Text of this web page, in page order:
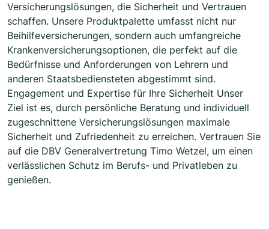
Versicherungslösungen, die Sicherheit und Vertrauen
schaffen. Unsere Produktpalette umfasst nicht nur
Beihilfeversicherungen, sondern auch umfangreiche
Krankenversicherungsoptionen, die perfekt auf die
Bedürfnisse und Anforderungen von Lehrern und
anderen Staatsbediensteten abgestimmt sind.
Engagement und Expertise für Ihre Sicherheit Unser
Ziel ist es, durch persönliche Beratung und individuell
zugeschnittene Versicherungslösungen maximale
Sicherheit und Zufriedenheit zu erreichen. Vertrauen Sie
auf die DBV Generalvertretung Timo Wetzel, um einen
verlässlichen Schutz im Berufs- und Privatleben zu
genießen.